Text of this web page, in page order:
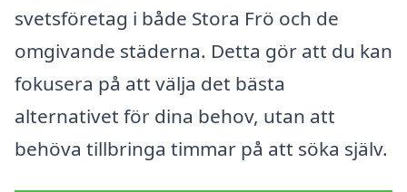
svetsföretag i både Stora Frö och de
omgivande städerna. Detta gör att du kan
fokusera på att välja det bästa
alternativet för dina behov, utan att
behöva tillbringa timmar på att söka själv.